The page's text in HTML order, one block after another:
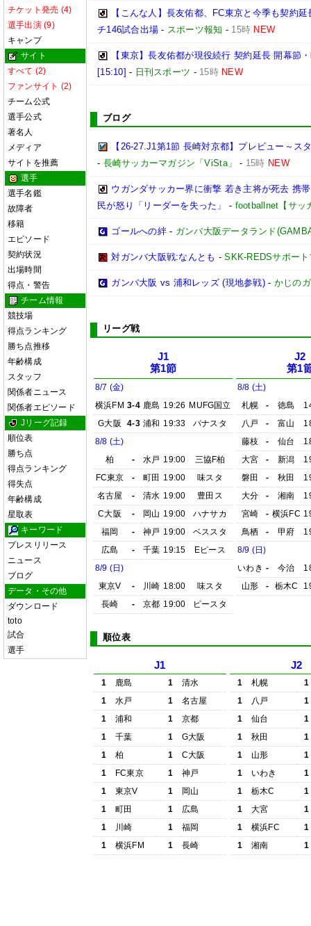
チケット発売 (4)
選手出演 (9)
キャンプ
サイト
すべて (2)
ファンサイト (2)
チーム公式
選手公式
著名人
メディア
サイトを推薦
選手
選手名鑑
故障者
移籍
エピソード
契約状況
出場時間
得点・警告
チーム情報
競技場
得点ランキング
勝ち点推移
年齢構成
スタッフ
関係者ニュース
関係者エピソード
Jリーグ記録
順位表
勝ち点
得点ランキング
得失点
年齢構成
星取表
キーワード
プレスリリース
ニュース
ブログ
データ・その他
ダウンロード
toto
試合
選手
【こんな人】長友佑都、FC東京と今季も契約
チ146試合出場 - スポーツ報知 - 15時 NEW
【東京】長友佑都が現役続行 契約延長 開幕節
[15:10] - 日刊スポーツ - 15時 NEW
ブログ
【26-27.J1第1節 長崎対京都】プレビュー～
- 長崎サッカーマガジン「ViSta」 - 15時 NEW
ウガンダサッカー界に衝撃 若き主将が死去 携
民が怒り「リーダーを失った」
- footballnet【サッ
ゴールへの絆- ガンバ大阪データランド
対ガンバ大阪戦:なんとも -SKK-REDSサポー
ガンバ大阪 vs 浦和レッズ (現地参戦)- かじの
リーグ戦
J1
第1節
8/7 (金)
横浜FM 3-4 鹿島 19:26 MUFG国立
G大阪
4-3 浦和 19:33
パナスタ
8/8 (土)
柏
- 水戸 19:00
三協F柏
FC東京
- 町田 19:00
味スタ
名古屋
- 清水 19:00
豊田ス
C大阪
- 岡山 19:00
ハナサカ
福岡
- 神戸 19:00
ベススタ
広島
- 千葉 19:15
Eピース
8/9 (日)
東京V
- 川崎 18:00
味スタ
長崎
- 京都 19:00 ピースタ
J2
第1
8/8 (土)
札幌
- 徳島
八戸
- 富山
藤枝
- 仙台
大宮
- 新潟
磐田
- 秋田
大分
- 湘南
宮崎
- 横浜FC
鳥栖
- 甲府
8/9 (日)
いわき - 今治
山形
- 栃木C
順位表
J1
1 鹿島 1
清水
1
水戸 1
名古屋
1
浦和 1
京都
1
千葉 1
G大阪
1
柏 1
C大阪
1
FC東京 1
神戸
1
東京V 1
岡山
1
町田 1
広島
1
川崎 1
福岡
1
横浜FM 1 長崎
J2
1 札幌
1
1
八戸
1
1
仙台
1
1
秋田
1
1
山形
1
1
いわき
1
1
栃木C
1
1
大宮
1
1
横浜FC
1
1
湘南 1